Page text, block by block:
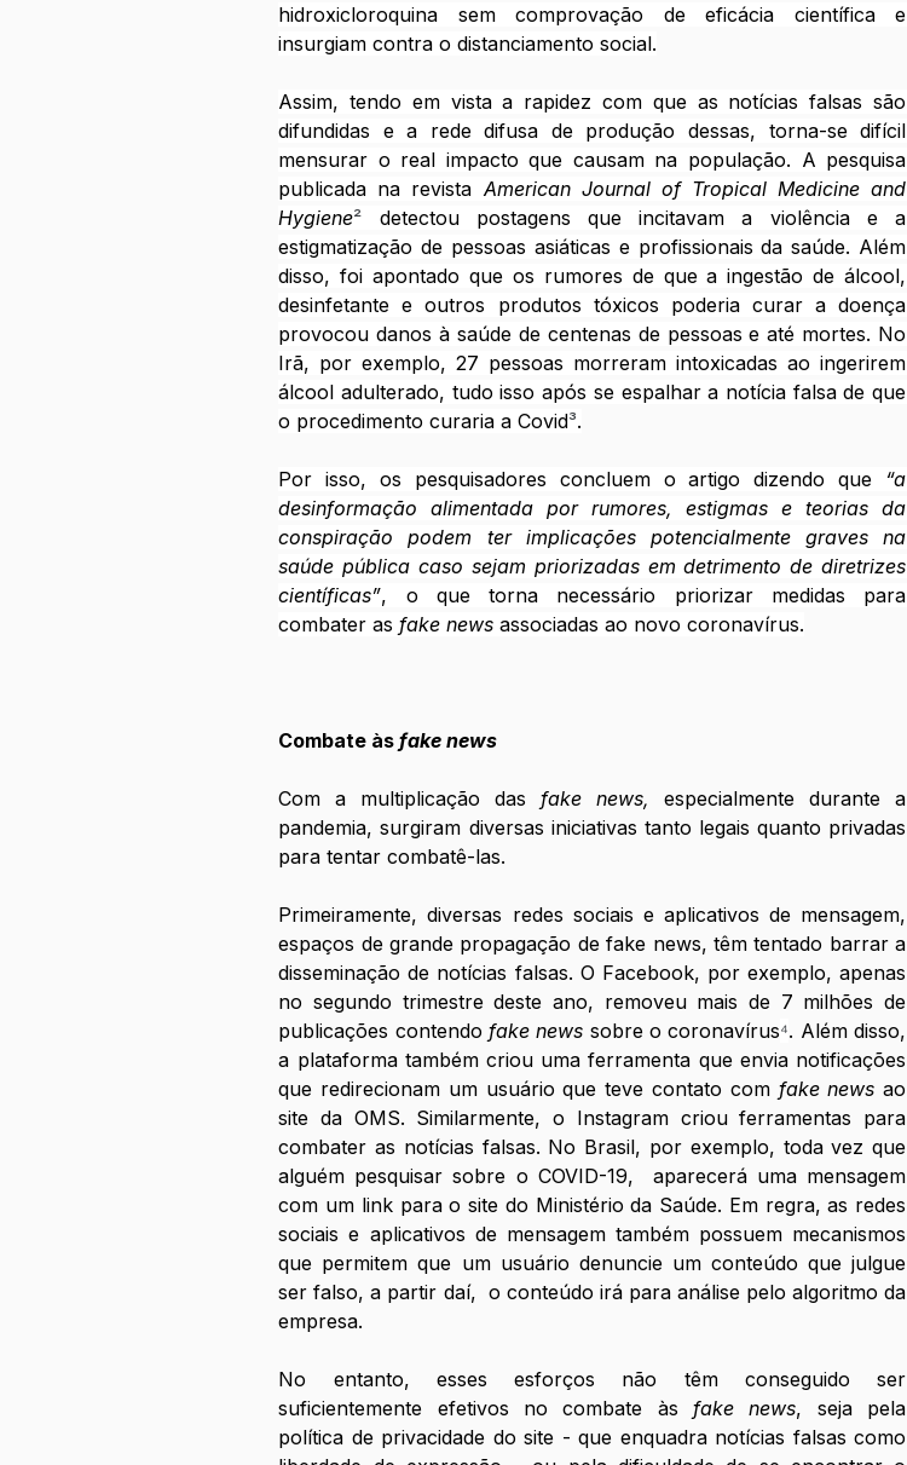
hidroxicloroquina sem comprovação de eficácia científica e
insurgiam contra o distanciamento social.
Assim, tendo em vista a rapidez com que as notícias falsas são
difundidas e a rede difusa de produção dessas, torna-se difícil
mensurar o real impacto que causam na população. A pesquisa
publicada na revista American Journal of Tropical Medicine and
Hygiene² detectou postagens que incitavam a violência e a
estigmatização de pessoas asiáticas e profissionais da saúde. Além
disso, foi apontado que os rumores de que a ingestão de álcool,
desinfetante e outros produtos tóxicos poderia curar a doença
provocou danos à saúde de centenas de pessoas e até mortes. No
Irã, por exemplo, 27 pessoas morreram intoxicadas ao ingerirem
álcool adulterado, tudo isso após se espalhar a notícia falsa de que
o procedimento curaria a Covid³.
Por isso, os pesquisadores concluem o artigo dizendo que “a
desinformação alimentada por rumores, estigmas e teorias da
conspiração podem ter implicações potencialmente graves na
saúde pública caso sejam priorizadas em detrimento de diretrizes
científicas”, o que torna necessário priorizar medidas para
combater as fake news associadas ao novo coronavírus.
Combate às fake news
Com a multiplicação das fake news, especialmente durante a
pandemia, surgiram diversas iniciativas tanto legais quanto privadas
para tentar combatê-las.
Primeiramente, diversas redes sociais e aplicativos de mensagem,
espaços de grande propagação de fake news, têm tentado barrar a
disseminação de notícias falsas. O Facebook, por exemplo, apenas
no segundo trimestre deste ano, removeu mais de 7 milhões de
publicações contendo fake news sobre o coronavírus⁴. Além disso,
a plataforma também criou uma ferramenta que envia notificações
que redirecionam um usuário que teve contato com fake news ao
site da OMS. Similarmente, o Instagram criou ferramentas para
combater as notícias falsas. No Brasil, por exemplo, toda vez que
alguém pesquisar sobre o COVID-19,  aparecerá uma mensagem
com um link para o site do Ministério da Saúde. Em regra, as redes
sociais e aplicativos de mensagem também possuem mecanismos
que permitem que um usuário denuncie um conteúdo que julgue
ser falso, a partir daí,  o conteúdo irá para análise pelo algoritmo da
empresa.
No entanto, esses esforços não têm conseguido ser
suficientemente efetivos no combate às fake news, seja pela
política de privacidade do site - que enquadra notícias falsas como